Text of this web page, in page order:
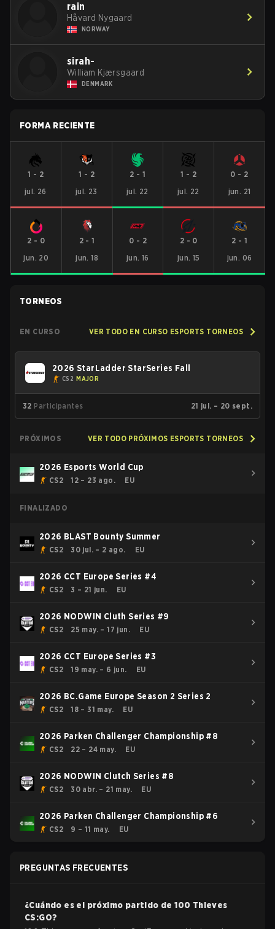
rain
Håvard Nygaard
NORWAY
sirah-
William Kjærsgaard
DENMARK
FORMA RECIENTE
1 - 2
jul. 26
1 - 2
jul. 23
2 - 1
jul. 22
1 - 2
jul. 22
0 - 2
jun. 21
2 - 0
jun. 20
2 -1
jun. 18
0 - 2
jun. 16
2 - 0
jun. 15
2 - 1
jun. 06
TORNEOS
EN CURSO VER TODO EN CURSO ESPORTS TORNEOS
2026 StarLadder StarSeries Fall
CS2 MAJOR
32 Participantes 21 jul. – 20 sept.
PRÓXIMOS VER TODO PRÓXIMOS ESPORTS TORNEOS
2026 Esports World Cup
CS2 12 – 23 ago. EU
FINALIZADO
2026 BLAST Bounty Summer
CS2 30 jul. – 2 ago. EU
2026 CCT Europe Series #4
CS2 3 – 21 jun. EU
2026 NODWIN Cluth Series #9
CS2 25 may. – 17 jun. EU
2026 CCT Europe Series #3
CS2 19 may. – 6 jun. EU
2026 BC.Game Europe Season 2 Series 2
CS2 18 – 31 may. EU
2026 Parken Challenger Championship #8
CS2 22 – 24 may. EU
2026 NODWIN Clutch Series #8
CS2 30 abr. – 21 may. EU
2026 Parken Challenger Championship #6
CS2 9 – 11 may. EU
PREGUNTAS FRECUENTES
¿Cuándo es el próximo partido de100 Thieves
CS:GO?